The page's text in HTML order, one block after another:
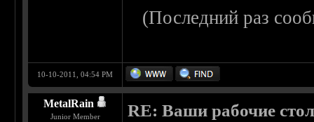
(Последний раз
10-10-2011, 04:54 PM
MetalRain
Junior Member RE: Ваши рабочие